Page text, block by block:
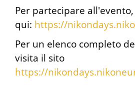
Per partecipare
qui: https://
Per un elenco completo
visita il sito
https://